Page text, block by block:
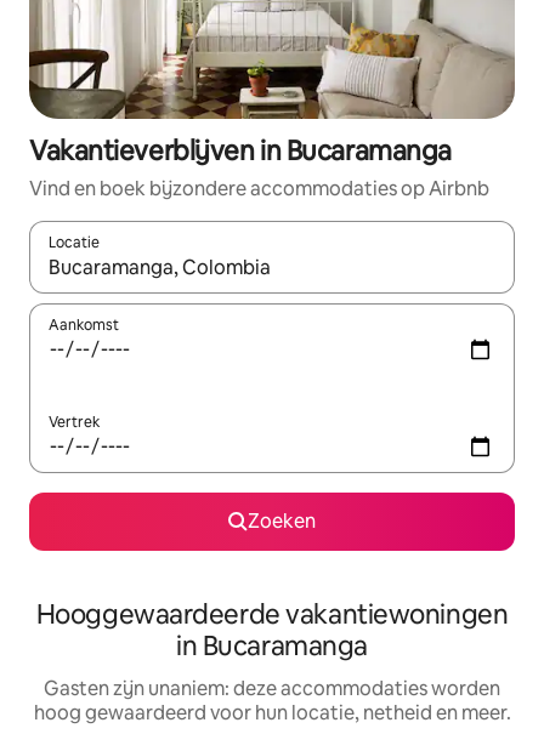
Vakantieverblijven in Bucaramanga
Vind en boek bijzondere accommodaties op Airbnb
Locatie
Wanneer er resultaten beschikbaar zijn, maak je een keuze
Aankomst
Vertrek
Zoeken
Hooggewaardeerde vakantiewoningen
in Bucaramanga
Gasten zijn unaniem: deze accommodaties worden
hoog gewaardeerd voor hun locatie, netheid en meer.